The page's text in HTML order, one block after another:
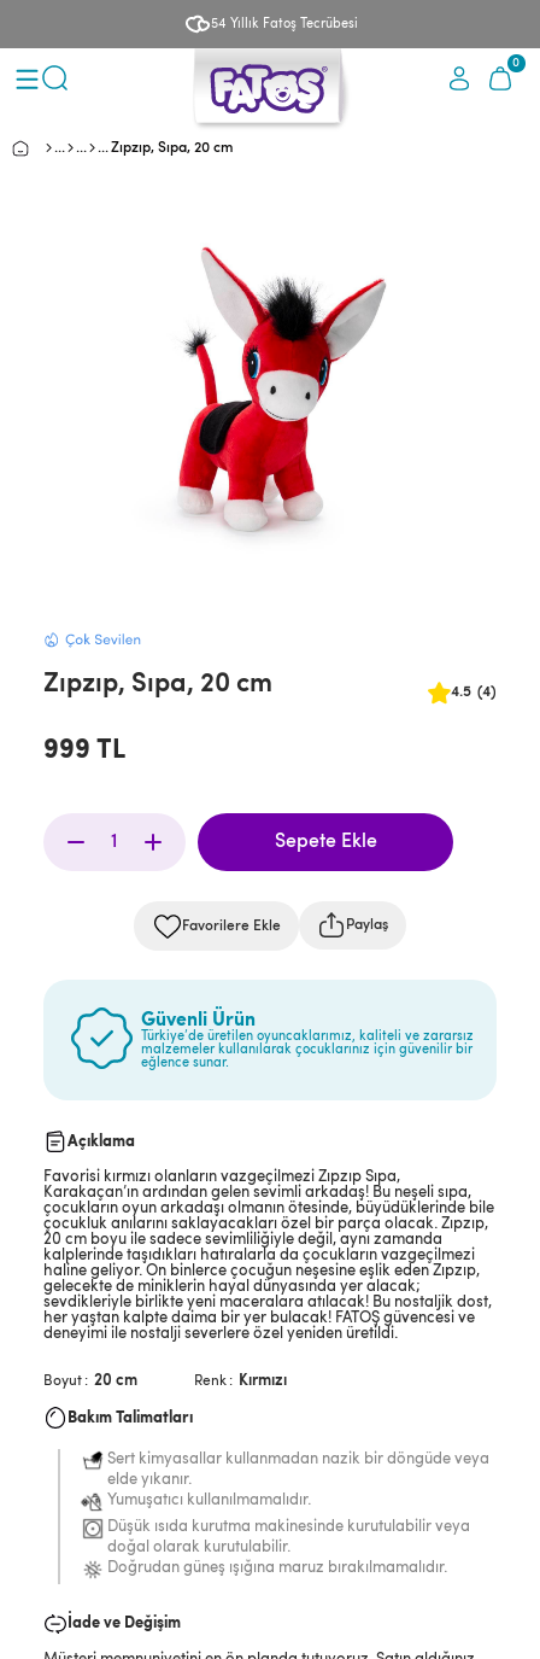
54 Yıllık Fatoş Tecrübesi
0
Zıpzıp, Sıpa, 20 cm
Zıpzıp, Sıpa, 20 cm 4.5 (4)
999 TL
Favorilere Ekle Paylaş
Güvenli Ürün
Türkiye’de üretilen oyuncaklarımız, kaliteli ve zararsız
malzemeler kullanılarak çocuklarınız için güvenilir bir
eğlence sunar.
Açıklama
Favorisi kırmızı olanların vazgeçilmezi Zıpzıp Sıpa,
Karakaçan’ın ardından gelen sevimli arkadaş! Bu neşeli sıpa,
çocukların oyun arkadaşı olmanın ötesinde, büyüdüklerinde bile
çocukluk anılarını saklayacakları özel bir parça olacak. Zıpzıp,
20 cm boyu ile sadece sevimliliğiyle değil, aynı zamanda
kalplerinde taşıdıkları hatıralarla da çocukların vazgeçilmezi
haline geliyor. On binlerce çocuğun neşesine eşlik eden Zıpzıp,
gelecekte de miniklerin hayal dünyasında yer alacak;
sevdikleriyle birlikte yeni maceralara atılacak! Bu nostaljik dost,
her yaştan kalpte daima bir yer bulacak! FATOŞ güvencesi ve
deneyimi ile nostalji severlere özel yeniden üretildi.
Boyut 20 cm Renk Kırmızı
Bakım Talimatları
Sert kimyasallar kullanmadan nazik bir döngüde veya
elde yıkanır.
Yumuşatıcı kullanılmamalıdır.
Düşük ısıda kurutma makinesinde kurutulabilir veya
doğal olarak kurutulabilir.
Doğrudan güneş ışığına maruz bırakılmamalıdır.
İade ve Değişim